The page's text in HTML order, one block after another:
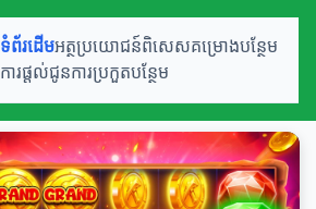
ទំព័រដើមអត្ថប្រយោជន៍ពិសេសគម្រោងបន្ថែម
ការផ្តល់ជូនការប្រកួតបន្ថែម